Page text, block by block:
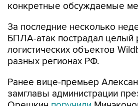
конкретные обсуждаемые
За последние несколько
БПЛА-атак пострадал целый
логистических объектов
разных регионах РФ.
Ранее вице-премьер
замглавы администрации